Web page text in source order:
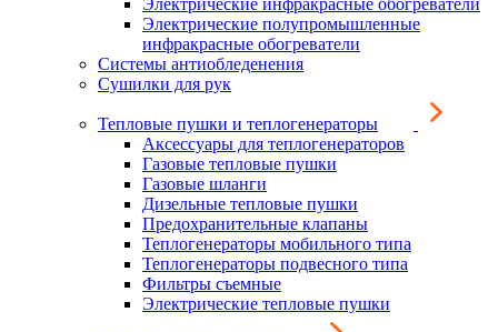
Электрические инфракрасные обогреватели
Электрические полупромышленные
инфракрасные обогреватели
Системы антиобледенения
Сушилки для рук
Тепловые пушки и теплогенераторы
Аксессуары для теплогенераторов
Газовые тепловые пушки
Газовые шланги
Дизельные тепловые пушки
Предохранительные клапаны
Теплогенераторы мобильного типа
Теплогенераторы подвесного типа
Фильтры съемные
Электрические тепловые пушки